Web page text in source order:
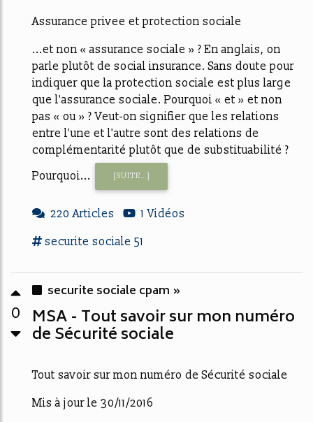
Assurance privee et protection sociale
...et non « assurance sociale » ? En anglais, on
parle plutôt de social insurance. Sans doute pour
indiquer que la protection sociale est plus large
que l'assurance sociale. Pourquoi « et » et non
pas « ou » ? Veut-on signifier que les relations
entre l'une et l'autre sont des relations de
complémentarité plutôt que de substituabilité ?
Pourquoi...
[SUITE...]
220 Articles
1 Vidéos
securite sociale 51
0
securite sociale cpam »
MSA - Tout savoir sur mon numéro
de Sécurité sociale
Tout savoir sur mon numéro de Sécurité sociale
Mis à jour le 30/11/2016